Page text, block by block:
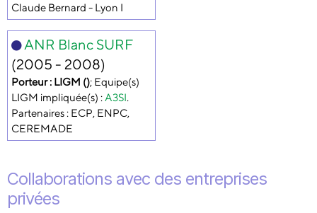
Claude Bernard - Lyon I
ANR Blanc SURF
(2005 - 2008)
Porteur : LIGM (); Equipe(s)
LIGM impliquée(s) : A3SI.
Partenaires : ECP, ENPC,
CEREMADE
Collaborations avec des entreprises
privées